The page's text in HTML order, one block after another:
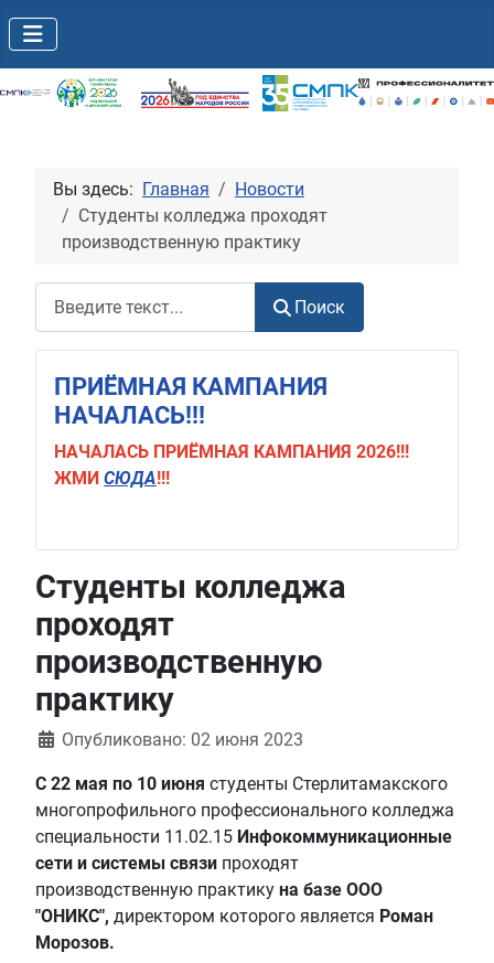
Вы здесь: Главная
Новости
Студенты колледжа проходят
производственную практику
Поиск
ПРИЁМНАЯ КАМПАНИЯ
НАЧАЛАСЬ!!!
НАЧАЛАСЬ ПРИЁМНАЯ КАМПАНИЯ 2026!!!
ЖМИ СЮДА!!!
Студенты колледжа
проходят
производственную
практику
Информация о материале
Опубликовано: 02 июня 2023
С 22 мая по 10 июня студенты Стерлитамакского
многопрофильного профессионального колледжа
специальности 11.02.15 Инфокоммуникационные
сети и системы связи проходят
производственную практику на базе ООО
"ОНИКС", директором которого является Роман
Морозов.